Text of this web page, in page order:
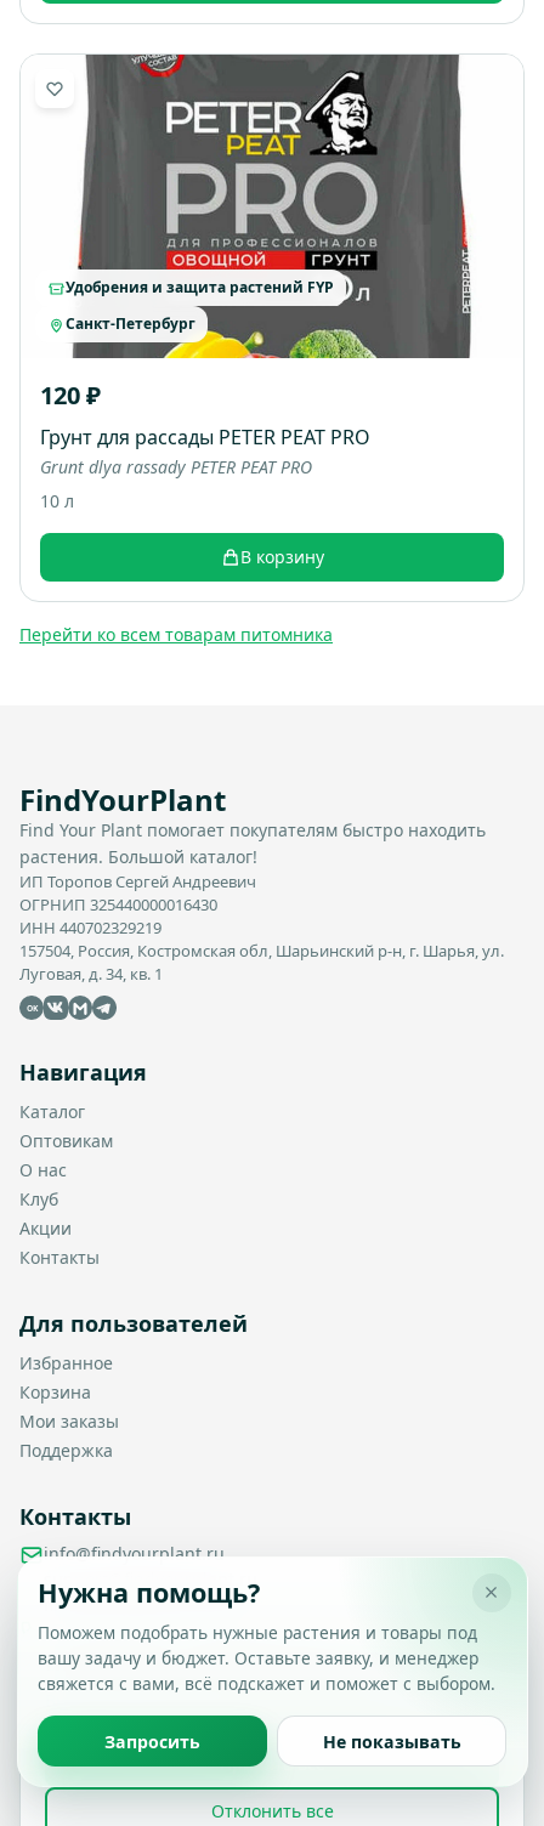
Удобрения и защита растений FYP
Санкт-Петербург
120 ₽
Грунт для рассады PETER PEAT PRO
Grunt dlya rassady PETER PEAT PRO
10 л
В корзину
Перейти ко всем товарам питомника
FindYourPlant
Find Your Plant помогает покупателям быстро находить
растения. Большой каталог!
ИП Торопов Сергей Андреевич
ОГРНИП 325440000016430
ИНН 440702329219
157504, Россия, Костромская обл, Шарьинский р-н, г. Шарья, ул.
Луговая, д. 34, кв. 1
OK
Навигация
Каталог
Оптовикам
О нас
Клуб
Акции
Контакты
Для пользователей
Избранное
Корзина
Мои заказы
Поддержка
Контакты
info@findyourplant.ru
findyourplantofficial@gmail.com
+7 929 115-17-50
Санкт-Петербург, Гражданский проспект, д. 104, корп. 1,
литера А, офис 430
© 2026 Find Your Plant. Все права защищены.
Настройка конфиденциальности
Вы можете выбрать, какие типы файлов cookie
разрешить.
Политика обработки данных
Принять все
Отклонить все
Нужна помощь?
Поможем подобрать нужные растения и товары под
вашу задачу и бюджет. Оставьте заявку, и менеджер
свяжется с вами, всё подскажет и поможет с выбором.
Запросить Не показывать